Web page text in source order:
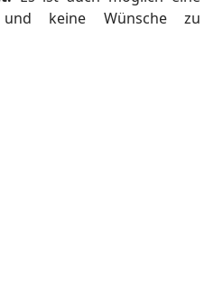
keine Wünsche zu